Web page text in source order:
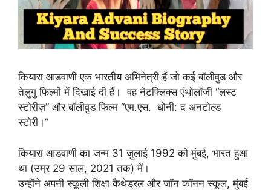
कियारा आडवाणी एक भारतीय अभिनेत्री हैं जो कई बॉलीवुड और
तेलुगु फिल्मों में दिखाई दी हैं। वह नेटफ्लिक्स एंथोलॉजी “लस्ट
स्टोरीज़” और बॉलीवुड फिल्म “एम.एस. धोनी: द अनटोल्ड
स्टोरी।”
कियारा आडवाणी का जन्म 31 जुलाई 1992 को मुंबई, भारत हुआ
था (उम्र 29 साल, 2021 तक) में।
उन्होंने अपनी स्कूली शिक्षा कैथेड्रल और जॉन कॉनन स्कूल, मुंबई